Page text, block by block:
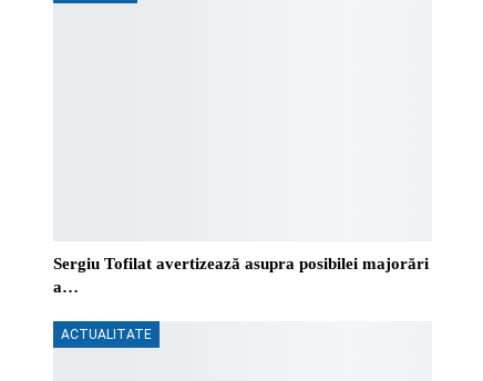
Sergiu Tofilat avertizează asupra posibilei majorări
a…
ACTUALITATE